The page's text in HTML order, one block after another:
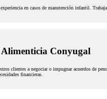
en casos de manutención infantil.
Alimenticia Conyugal
clientes a negociar o impugnar acuerdos de
financieras.